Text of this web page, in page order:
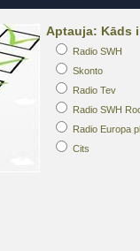
Aptauja: Kāds
Radio SWH
Skonto
Radio Tev
Radio SWH
Radio Europa
Cits